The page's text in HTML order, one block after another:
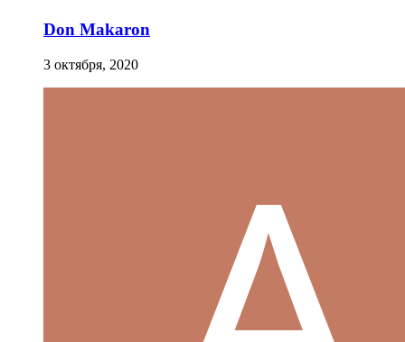
Don Makaron
3 октября, 2020